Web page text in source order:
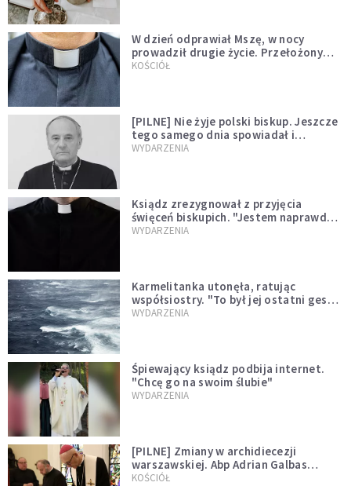
W dzień odprawiał Mszę, w nocy
prowadził drugie życie. Przełożony
kazał mu opuścić zakon
KOŚCIÓŁ
[PILNE] Nie żyje polski biskup. Jeszcze
tego samego dnia spowiadał i
sprawował Mszę świętą
WYDARZENIA
Ksiądz zrezygnował z przyjęcia
święceń biskupich. "Jestem naprawdę
niegodny"
WYDARZENIA
Karmelitanka utonęła, ratując
współsiostry. "To był jej ostatni gest
miłości"
WYDARZENIA
Śpiewający ksiądz podbija internet.
"Chcę go na swoim ślubie"
WYDARZENIA
[PILNE] Zmiany w archidiecezji
warszawskiej. Abp Adrian Galbas
wręczył dekrety nowym proboszczom
KOŚCIÓŁ